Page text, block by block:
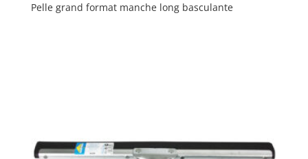
Pelle grand format manche long basculante